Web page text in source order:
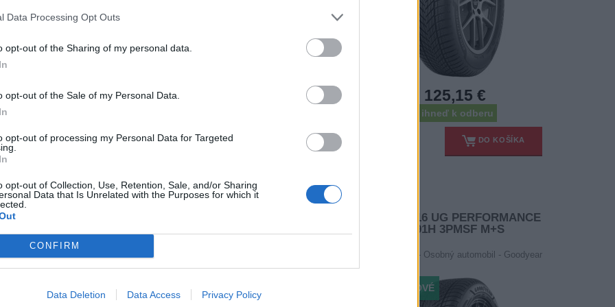
Data Processing Opt Outs
opt-out of the Sharing of my personal data.
opt-out of the Sale of my Personal Data.
opt-out of processing my Personal Data for Targeted
opt-out of Collection, Use, Retention, Sale, and/or Sharing
Data that Is Unrelated with the Purposes for which it
CONFIRM
Data Deletion Data Access Privacy Policy
59,87 €
48,99 €
DO KOŠÍKA
227,55 €
DO KOŠÍKA
125,15 €
ihneď k odberu
DO KOŠÍKA
SAVA TL ESKIMO
Tires
-45%
205/55 R16 UG PERFORMANCE
3 91H 3PMSF M+S
Pneumatiky - Osobný automobil - Goodyear
NOVÉ